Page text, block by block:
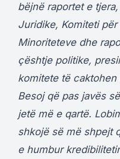
bëjnë raportet e
Juridike, Komiteti
Minoriteteve dhe
çështje politike,
komitete të
Besoj që pas javës
jetë më e qartë.
shkojë së më shpejt
e humbur